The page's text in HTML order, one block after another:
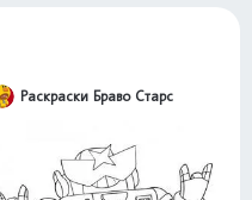
Раскраски Браво Старс